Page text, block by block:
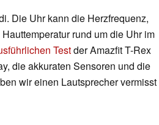
Die Uhr kann die Herzfrequenz,
rund um die Uhr im
Testder Amazfit T-Rex
die akkuraten Sensoren und die
wir einen Lautsprecher vermisst